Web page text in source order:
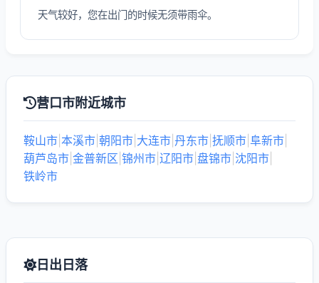
天气较好，您在出门的时候无须带雨伞。
营口市附近城市
鞍山市 本溪市 朝阳市 大连市 丹东市 抚顺市 阜新市
葫芦岛市 金普新区 锦州市 辽阳市 盘锦市 沈阳市
铁岭市
日出日落